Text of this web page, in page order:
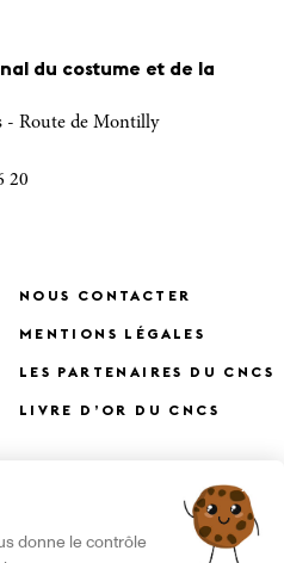
du costume et de la
- Route de Montilly
20
NOUS CONTACTER
MENTIONS LÉGALES
LES PARTENAIRES DU CNCS
LIVRE D’OR DU CNCS
NEWSLETTER X
donne le contrôle